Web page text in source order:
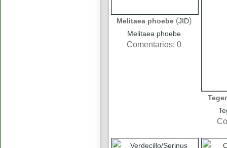
Melitaea phoebe (JID)
Melitaea phoebe
Comentarios: 0